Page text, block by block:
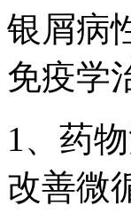
银屑病
免疫学
1、药
改善微